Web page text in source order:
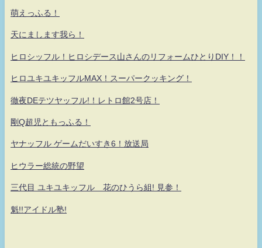
萌えっふる！
天にまします我ら！
ヒロシッフル！ヒロシデース山さんのリフォームひとりDIY！！
ヒロユキユキッフルMAX！スーパークッキング！
徹夜DEテツヤッフル!！レトロ館2号店！
剛Q超児ともっふる！
ヤナッフル ゲームだいすき6！放送局
ヒウラー総統の野望
三代目 ユキユキッフル 花のひうら組! 見参！
魁!!アイドル塾!